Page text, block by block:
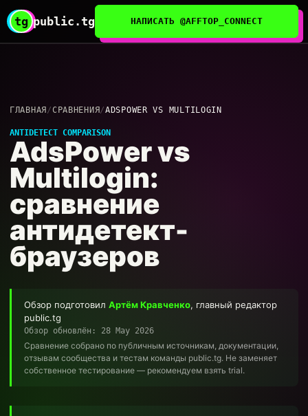
tg public.tg НАПИСАТЬ @AFFTOP_CONNECT
ГЛАВНАЯ /СРАВНЕНИЯ/ADSPOWER VS MULTILOGIN
ANTIDETECT COMPARISON
AdsPower vs
Multilogin:
сравнение
антидетект-
браузеров
Обзор подготовил Артём Кравченко, главный редактор
public.tg
Обзор обновлён: 28 May 2026
Сравнение собрано по публичным источникам, документации,
отзывам сообщества и тестам команды public.tg. Не заменяет
собственное тестирование — рекомендуем взять trial.